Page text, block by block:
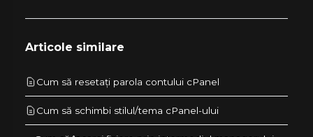
Articole similare
Cum să resetați parola contului cPanel
Cum să schimbi stilul/tema cPanel-ului